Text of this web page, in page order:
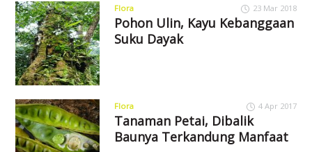
Flora 23 Mar 2018
Pohon Ulin, Kayu Kebanggaan
Suku Dayak
Flora 4 Apr 2017
Tanaman Petai, Dibalik
Baunya Terkandung Manfaat